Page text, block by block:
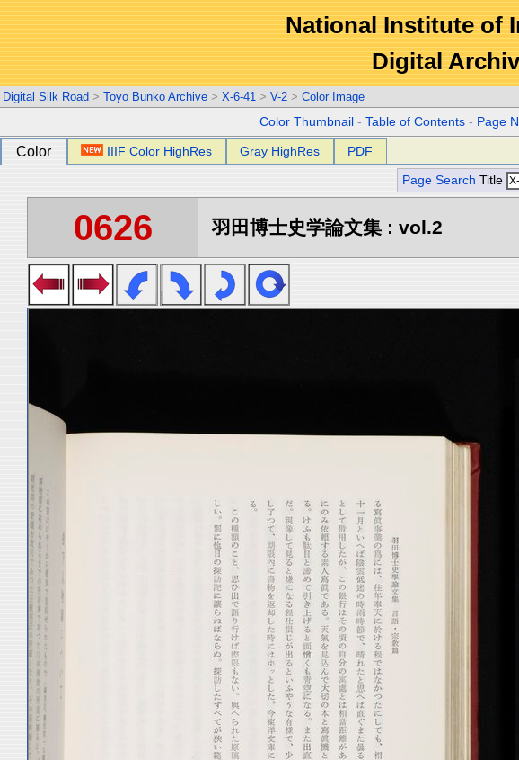
National Institute of
Digital
Digital Silk Road > Toyo Bunko Archive > X-6-41 > V-2 > Color Image
Color Thumbnail -Table of Contents - Page
Color IIIF Color HighRes Gray HighRes PDF
Page Search Title
0626 羽田博士史学論文集 : vol.2